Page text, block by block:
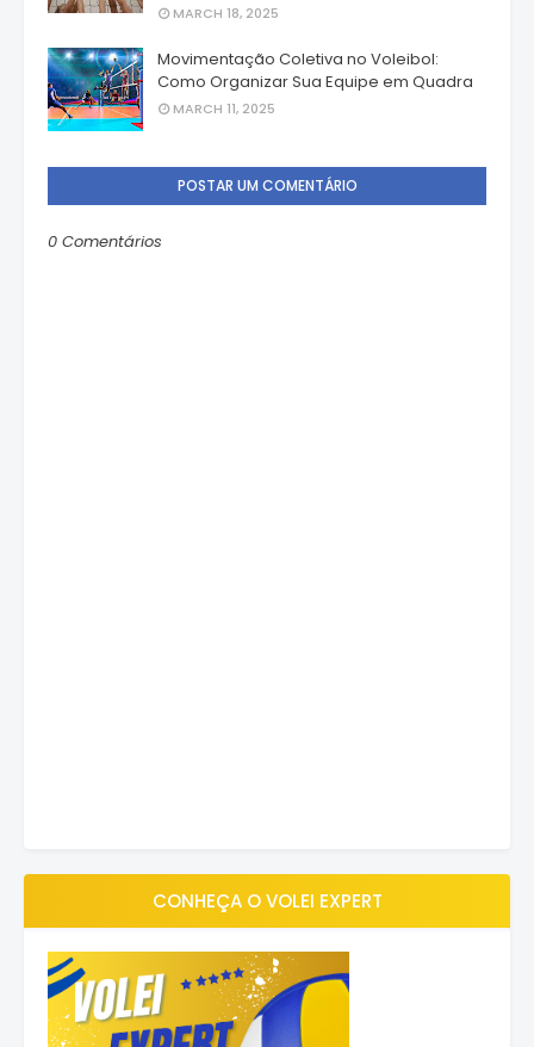
MARCH 18, 2025
Movimentação Coletiva no Voleibol:
Como Organizar Sua Equipe em Quadra
MARCH 11, 2025
POSTAR UM COMENTÁRIO
0 Comentários
CONHEÇA O VOLEI EXPERT